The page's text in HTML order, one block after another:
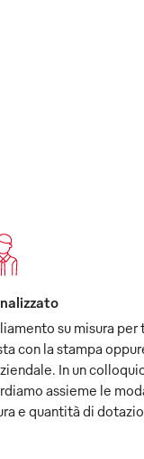
su misura
con la stampa
In un
assieme le
e quantità di